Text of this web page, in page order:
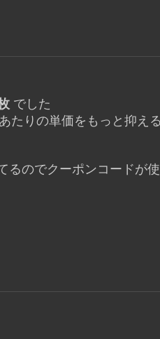
でした
たりの単価をもっと抑え
るのでクーポンコードが使